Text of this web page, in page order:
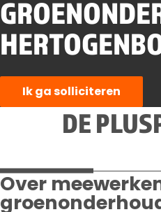
Ik ga solliciteren
DE
Over